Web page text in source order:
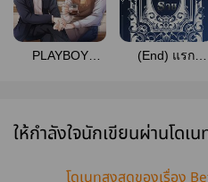
PLAYBOY
(End) แรก
ให้กำลังใจนักเขียนผ่านโดเน